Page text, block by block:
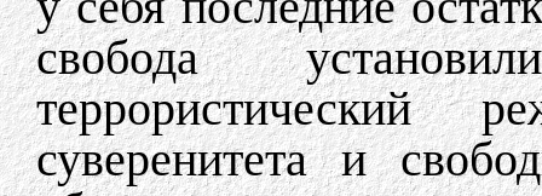
свобода
террористический
суверенитета и